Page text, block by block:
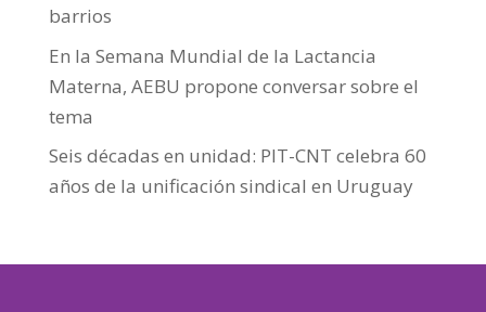
barrios
En la Semana Mundial de la Lactancia
Materna, AEBU propone conversar sobre el
tema
Seis décadas en unidad: PIT-CNT celebra 60
años de la unificación sindical en Uruguay